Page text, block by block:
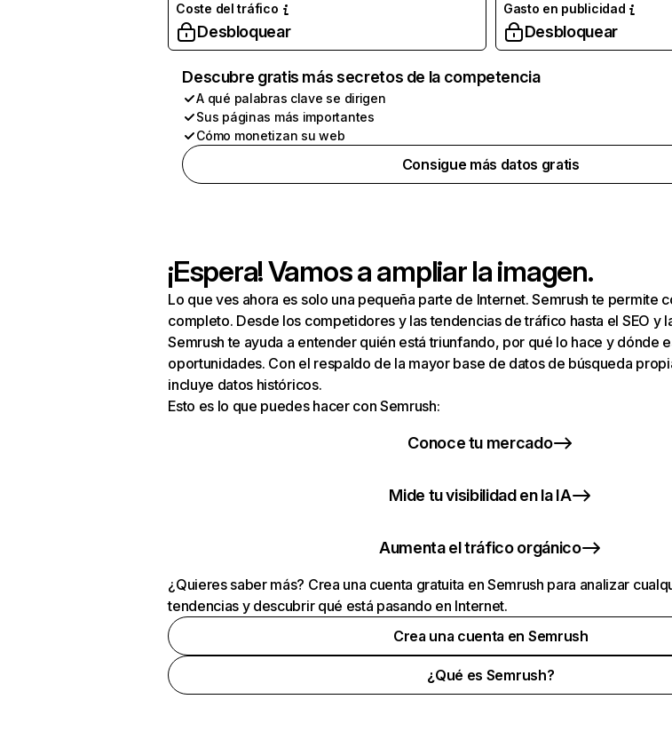
Coste del tráfico
Desbloquear
Gasto en publicidad
Desbloquear
Descubre gratis más secretos de la competencia
A qué palabras clave se dirigen
Sus páginas más importantes
Cómo monetizan su web
Consigue más datos gratis
¡Espera! Vamos a ampliar la imagen.
Lo que ves ahora es solo una pequeña parte de Internet. Semrush te permite
completo. Desde los competidores y las tendencias de tráfico hasta el SEO y
Semrush te ayuda a entender quién está triunfando, por qué lo hace y dónde
oportunidades. Con el respaldo de la mayor base de datos de búsqueda
incluye datos históricos.
Esto es lo que puedes hacer con Semrush:
Conoce tu mercado
Mide tu visibilidad en la IA
Aumenta el tráfico orgánico
¿Quieres saber más? Crea una cuenta gratuita en Semrush para analizar
tendencias y descubrir qué está pasando en Internet.
Crea una cuenta en Semrush
¿Qué es Semrush?